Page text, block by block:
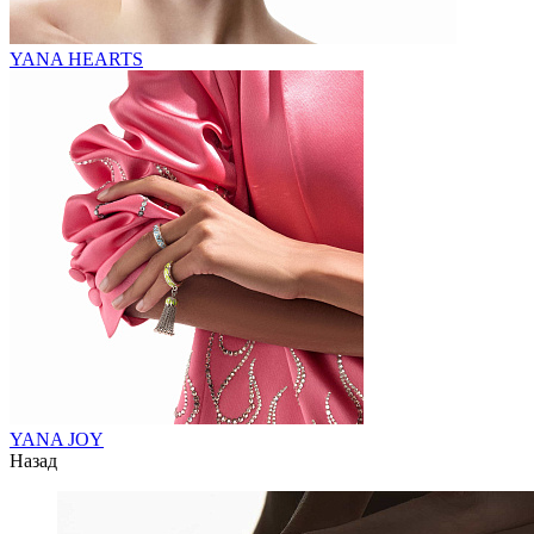
YANA HEARTS
YANA JOY
Назад